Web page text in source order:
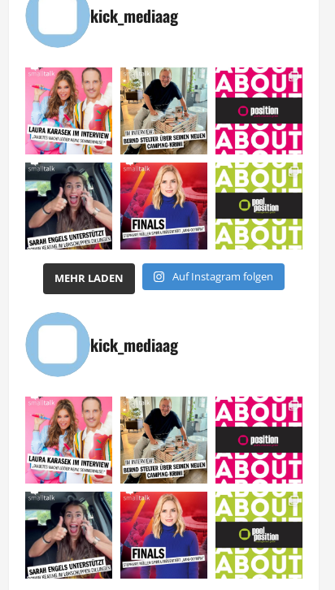
kick_mediaag
MEHR LADEN Auf Instagram folgen
kick_mediaag